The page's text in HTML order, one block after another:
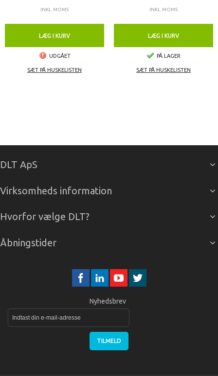
INKL. MOMS
LÆG I KURV
UDGÅET
SÆT PÅ HUSKELISTEN
INKL. MOMS
LÆG I KURV
PÅ LAGER
SÆT PÅ HUSKELISTEN
DLT ApS
Virksomheds information
Hvorfor vælge DLT?
Åbningstider
Nyhedsbrev
TILMELD